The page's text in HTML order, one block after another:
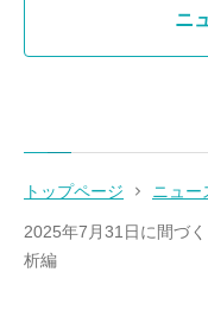
ニ
トップページ ニュー
2025年7月31日に間づ
析編